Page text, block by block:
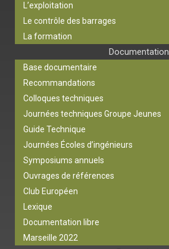
L’exploitation
Le contrôle des barrages
La formation
Documentation
Base documentaire
Recommandations
Colloques techniques
Journées techniques Groupe Jeunes
Guide Technique
Journées Écoles d’ingénieurs
Symposiums annuels
Ouvrages de références
Club Européen
Lexique
Documentation libre
Marseille 2022